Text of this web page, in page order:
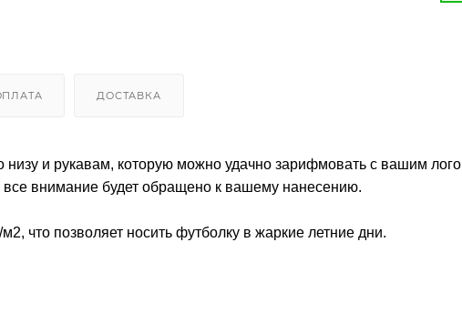
ДОСТАВКА
низу и рукавам, которую можно удачно зарифмовать с вашим лого
внимание будет обращено к вашему нанесению.
что позволяет носить футболку в жаркие летние дни.